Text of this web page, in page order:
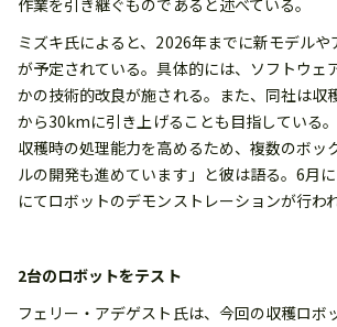
作業を引き継ぐものであると述べている。
ミズキ氏によると、2026年までに新モデルや
が予定されている。具体的には、ソフトウェ
かの技術的改良が施される。また、同社は収
から30kmに引き上げることも目指している
収穫時の処理能力を高めるため、複数のボッ
ルの開発も進めています」と彼は語る。6月
にてロボットのデモンストレーションが行わ
2台のロボットをテスト
フェリー・アデゲスト氏は、今回の収穫ロボ